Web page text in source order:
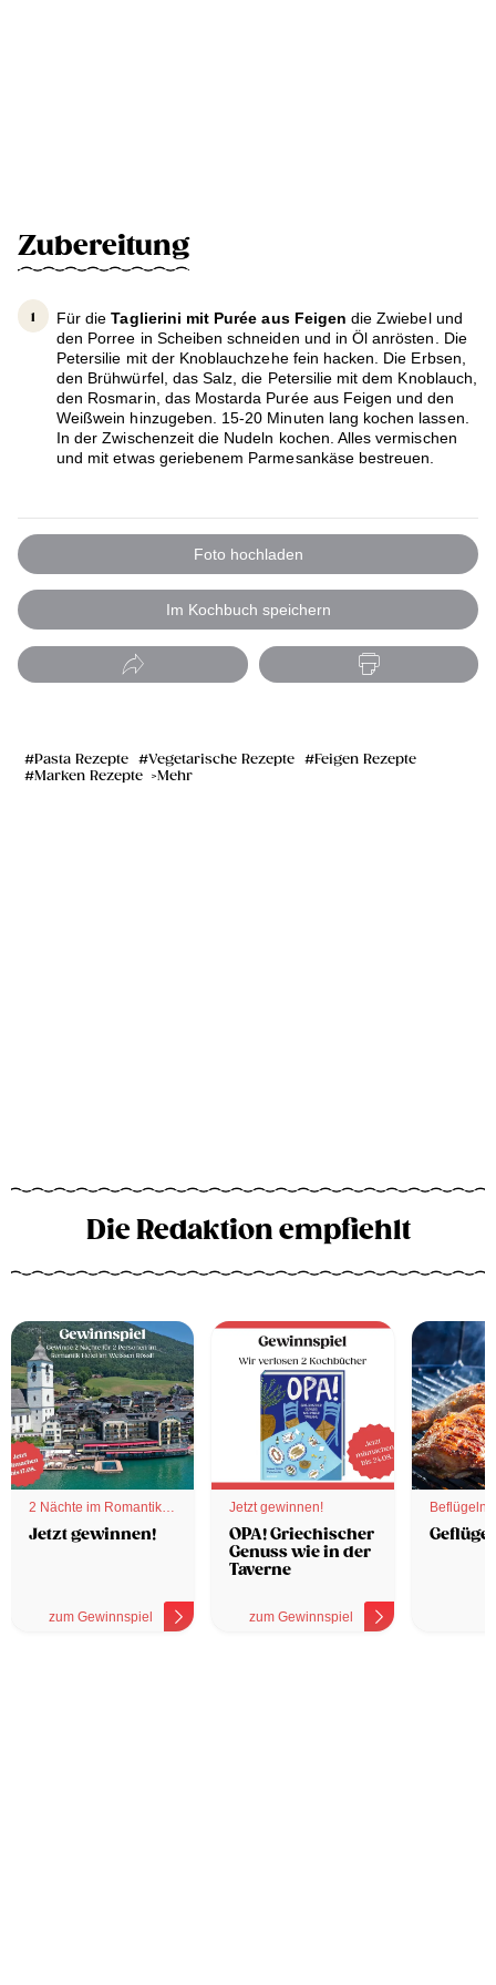
Zubereitung
Für dieTaglierini mit Purée aus Feigen die Zwiebel und
den Porree in Scheiben schneiden und in Öl anrösten. Die
Petersilie mit der Knoblauchzehe fein hacken. Die Erbsen,
den Brühwürfel, das Salz, die Petersilie mit dem Knoblauch,
den Rosmarin, das Mostarda Purée aus Feigen und den
Weißwein hinzugeben. 15-20 Minuten lang kochen lassen.
In der Zwischenzeit die Nudeln kochen. Alles vermischen
und mit etwas geriebenem Parmesankäse bestreuen.
Foto hochladen
Im Kochbuch speichern
Pasta Rezepte Vegetarische Rezepte
Feigen Rezepte
Marken Rezepte
Mehr
Die Redaktion empfiehlt
2 Nächte im Romantik
Hotel
Jetzt gewinnen!
zum Gewinnspiel
Jetzt gewinnen!
OPA! Griechischer
Genuss wie in der
Taverne
zum Gewinnspiel